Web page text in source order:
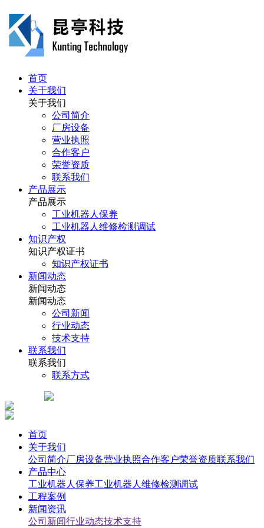
首页
关于我们
关于我们
公司简介
厂房设备
营业执照
合作客户
荣誉资质
联系我们
产品展示
产品展示
工业机器人保养
工业机器人维修检测调试
知识产权
知识产权证书
知识产权证书
新闻动态
新闻动态
新闻动态
公司新闻
行业动态
技术支持
联系我们
联系我们
联系方式
首页
关于我们
公司简介厂房设备营业执照合作客户荣誉资质联系我们
产品中心
工业机器人保养工业机器人维修检测调试
工程案例
新闻资讯
公司新闻行业动态技术支持